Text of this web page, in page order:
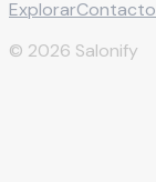
ExplorarContacto
© 2026 Salonify